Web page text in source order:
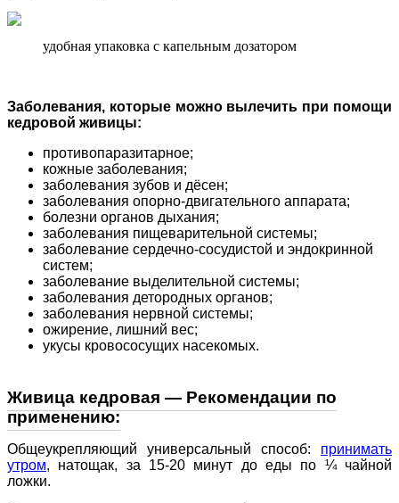
удобная упаковка с капельным дозатором
Заболевания, которые можно вылечить при помощи
кедровой живицы:
противопаразитарное;
кожные заболевания;
заболевания зубов и дёсен;
заболевания опорно-двигательного аппарата;
болезни органов дыхания;
заболевания пищеварительной системы;
заболевание сердечно-сосудистой и эндокринной
систем;
заболевание выделительной системы;
заболевания детородных органов;
заболевания нервной системы;
ожирение, лишний вес;
укусы кровососущих насекомых.
Живица кедровая — Рекомендации по
применению:
Общеукрепляющий универсальный способ: принимать
утром, натощак, за 15-20 минут до еды по ¼ чайной
ложки.